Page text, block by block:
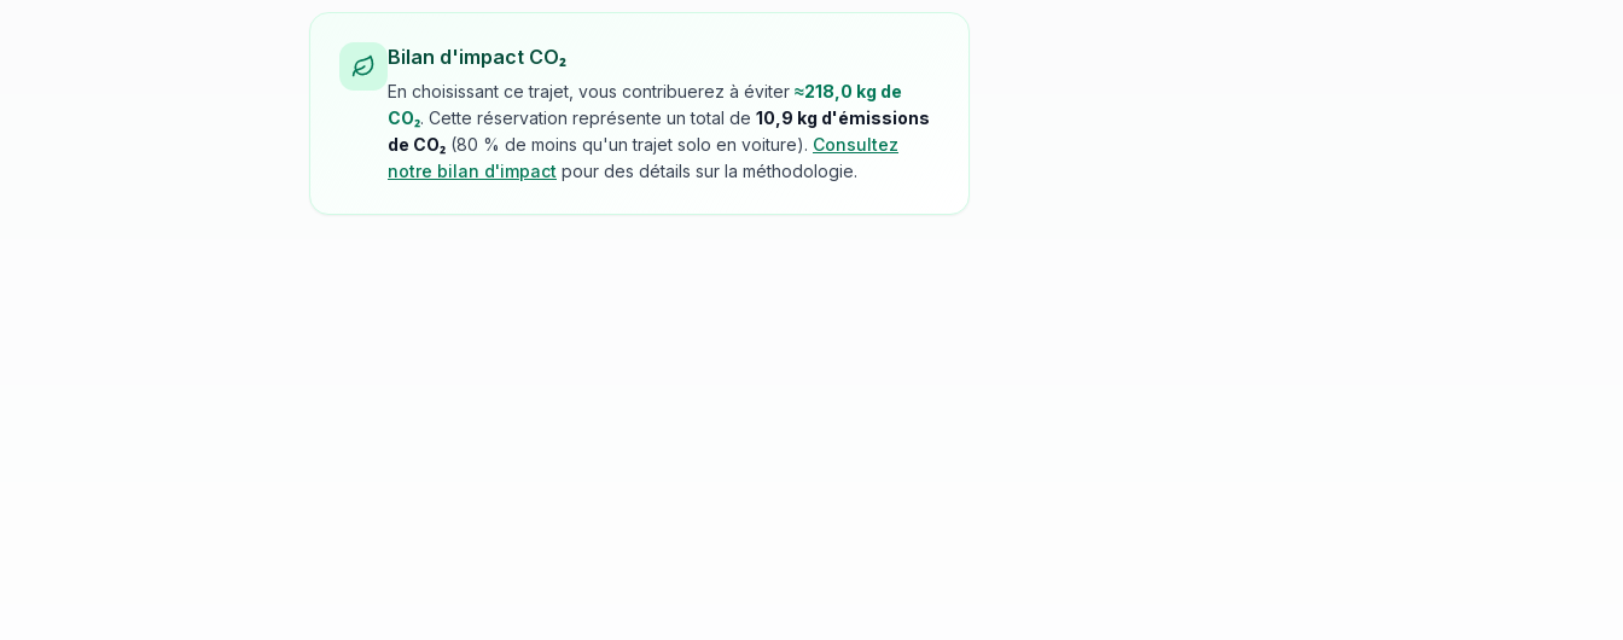
Bilan d'impact CO₂
En choisissant ce trajet, vous contribuerez à éviter ≈218,0 kg de
CO₂. Cette réservation représente un total de 10,9 kg d'émissions
de CO₂ (80 % de moins qu'un trajet solo en voiture). Consultez
notre bilan d'impact pour des détails sur la méthodologie.